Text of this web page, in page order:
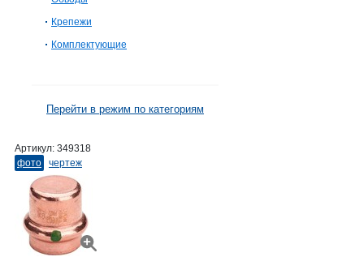
Крепежи
Комплектующие
Перейти в режим по категориям
Артикул: 349318
фото
чертеж